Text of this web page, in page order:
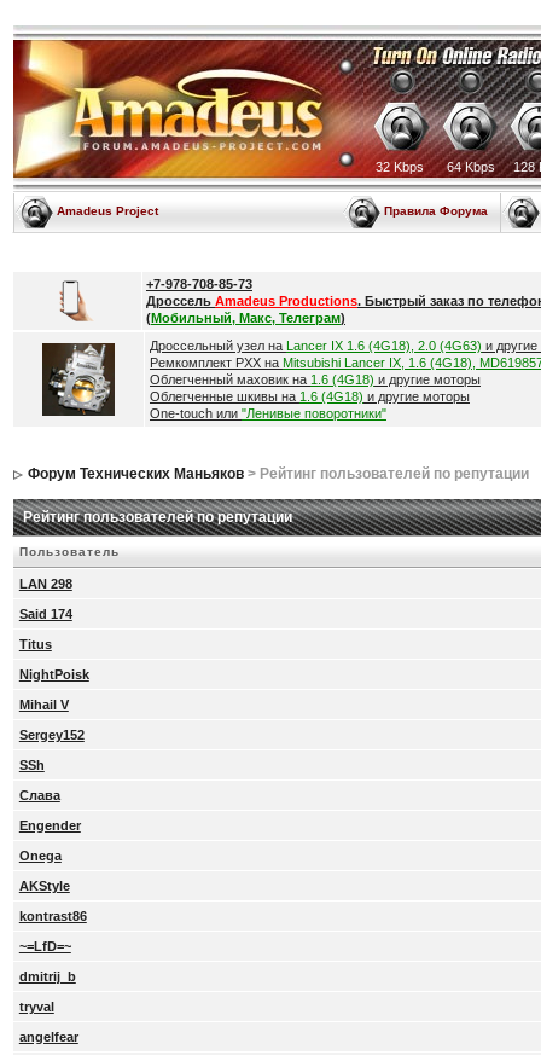
32 Kbps 64 Kbps 128
Amadeus Project Правила Форума
+7-978-708-85-73
Дроссель Amadeus Productions. Быстрый заказ по
(Мобильный, Макс, Телеграм)
Дроссельный узел на Lancer IX 1.6 (4G18), 2.0 (4G63) и
Ремкомплект РХХ на Mitsubishi Lancer IX, 1.6 (4G18),
Облегченный маховик на 1.6 (4G18) и другие моторы
Облегченные шкивы на 1.6 (4G18) и другие моторы
One-touch или "Ленивые поворотники"
Форум Технических Маньяков> Рейтинг пользователей по репутации
Рейтинг пользователей по репутации
Пользователь
LAN 298
Said 174
Titus
NightPoisk
Mihail V
Sergey152
SSh
Слава
Engender
Onega
AKStyle
kontrast86
~=LfD=~
dmitrij_b
tryval
angelfear